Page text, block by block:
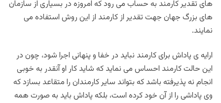
های تقدیر کارمند به حساب می رود که امروزه در بسیاری از سازمان
های بزرگ جهان جهت تقدیر از کارمند از این روش استفاده می
نمایند.
ارایه ی پاداش برای کارمند نباید در خفا و پنهانی اجرا شود، چون در
این حالت کارمند احساس می نماید که شاید کار او آنقدر به خوبی
انجام نه پذیرفته باشد که بتواند سایر کارمندان را متقاعد بسازد که
وی پاداشی را از آن خود کرده است، بلکه پاداش باید به صورت همه